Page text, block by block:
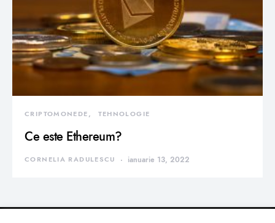
CRIPTOMONEDE TEHNOLOGIE
Ce este Ethereum?
CORNELIA RADULESCU ianuarie 13, 2022